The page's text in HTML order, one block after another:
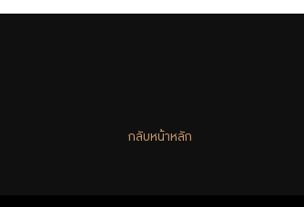
กลับหน้าหลัก